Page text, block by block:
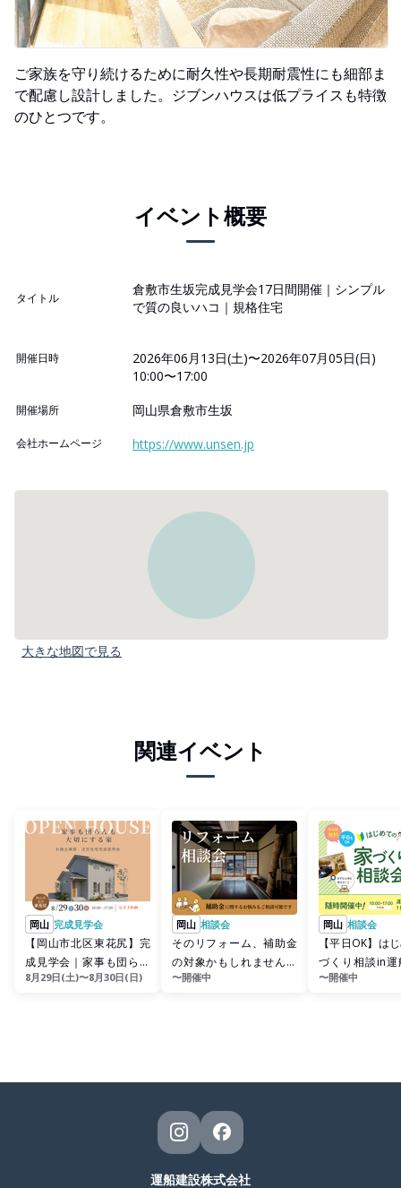
ご家族を守り続けるために耐久性や長期耐震性にも細部ま
で配慮し設計しました。ジブンハウスは低プライスも特徴
のひとつです。
イベント概要
タイトル
倉敷市生坂完成見学会17日間開催｜シンプル
で質の良いハコ｜規格住宅
開催日時
2026年06月13日(土)〜2026年07月05日(日)
10:00〜17:00
開催場所 岡山県倉敷市生坂
会社ホームページ https://www.unsen.jp
大きな地図で見る
関連イベント
岡山 完成見学会
【岡山市北区東花尻】完
成見学会｜家事も団らん
も大切にする家
8月29日(土)〜8月30日(日)
岡山 相談会
そのリフォーム、補助金
の対象かもしれません！
相談お気軽に｜無料リフ
〜開催中
岡山 相談会
【平日OK】は
づくり相談in運
ョールーム
〜開催中
運船建設株式会社